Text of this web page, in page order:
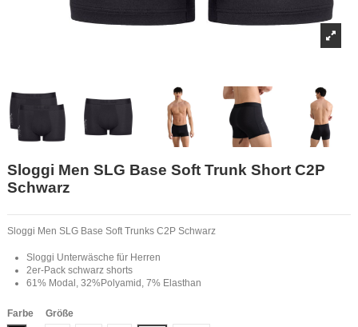
Sloggi Men SLG Base Soft Trunk Short C2P
Schwarz
Sloggi Men SLG Base Soft Trunks C2P Schwarz
Sloggi Unterwäsche für Herren
2er-Pack schwarz shorts
61% Modal, 32%Polyamid, 7% Elasthan
Farbe
Größe